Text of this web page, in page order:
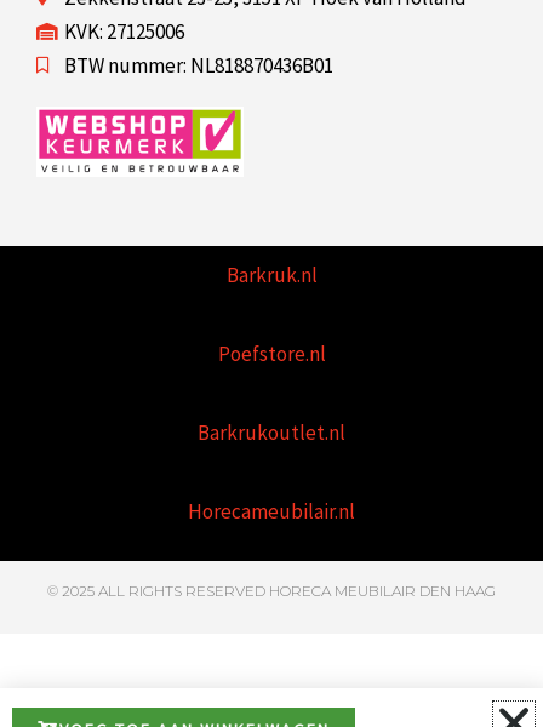
KVK: 27125006
BTW nummer: NL818870436B01
Barkruk.nl
Poefstore.nl
Barkrukoutlet.nl
Horecameubilair.nl
© 2025 ALL RIGHTS RESERVED HORECA MEUBILAIR DEN HAAG